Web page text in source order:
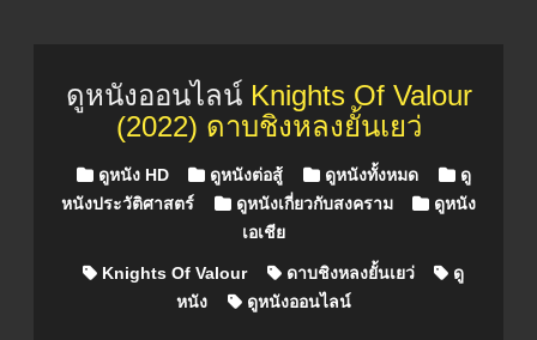
ดูหนังออนไลน์ Knights Of Valour
(2022) ดาบชิงหลงยั้นเยว่
Posted in
ดูหนัง HD ดูหนังต่อสู้ ดูหนังทั้งหมด
ดู
หนังประวัติศาสตร์
ดูหนังเกี่ยวกับสงคราม
ดูหนัง
เอเชีย
Knights Of Valour ดาบชิงหลงยั้นเยว่
ดู
หนัง
ดูหนังออนไลน์